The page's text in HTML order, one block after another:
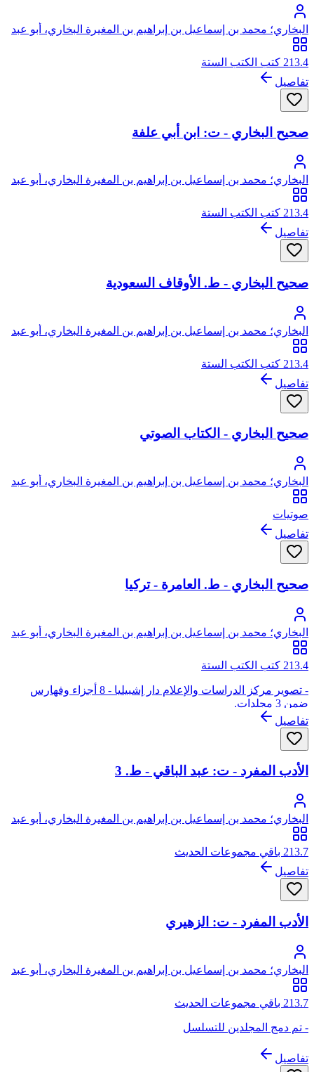
البخاري؛ محمد بن إسماعيل بن إبراهيم بن المغيرة البخاري، أبو عبد
الله
213.4 كتب الكتب الستة
تفاصيل
صحيح البخاري - ت: ابن أبي علفة
البخاري؛ محمد بن إسماعيل بن إبراهيم بن المغيرة البخاري، أبو عبد
الله
213.4 كتب الكتب الستة
تفاصيل
صحيح البخاري - ط. الأوقاف السعودية
البخاري؛ محمد بن إسماعيل بن إبراهيم بن المغيرة البخاري، أبو عبد
الله
213.4 كتب الكتب الستة
تفاصيل
صحيح البخاري - الكتاب الصوتي
البخاري؛ محمد بن إسماعيل بن إبراهيم بن المغيرة البخاري، أبو عبد
الله
صوتيات
تفاصيل
صحيح البخاري - ط. العامرة - تركيا
البخاري؛ محمد بن إسماعيل بن إبراهيم بن المغيرة البخاري، أبو عبد
الله
213.4 كتب الكتب الستة
- تصوير مركز الدراسات والإعلام دار إشبيليا - 8 أجزاء وفهارس
ضمن 3 مجلدات.
تفاصيل
الأدب المفرد - ت: عبد الباقي - ط. 3
البخاري؛ محمد بن إسماعيل بن إبراهيم بن المغيرة البخاري، أبو عبد
الله
213.7 باقي مجموعات الحديث
تفاصيل
الأدب المفرد - ت: الزهيري
البخاري؛ محمد بن إسماعيل بن إبراهيم بن المغيرة البخاري، أبو عبد
الله
213.7 باقي مجموعات الحديث
- تم دمج المجلدين للتسلسل
تفاصيل